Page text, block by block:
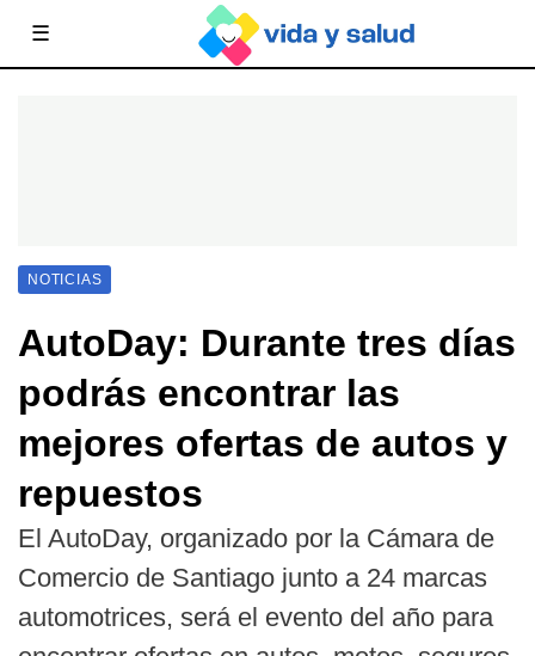
☰
NOTICIAS
AutoDay: Durante tres días
podrás encontrar las
mejores ofertas de autos y
repuestos
El AutoDay, organizado por la Cámara de
Comercio de Santiago junto a 24 marcas
automotrices, será el evento del año para